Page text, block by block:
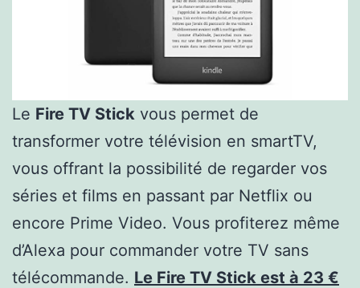
Le Fire TV Stick vous permet de
transformer votre télévision en smartTV,
vous offrant la possibilité de regarder vos
séries et films en passant par Netflix ou
encore Prime Video. Vous profiterez même
d’Alexa pour commander votre TV sans
télécommande. Le Fire TV Stick est à 23 €